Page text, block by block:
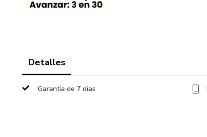
Detalles
Garantía de 7 días